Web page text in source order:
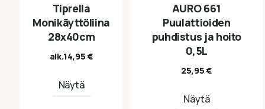
Tiprella
Monikäyttöliina
28x40cm
alk.14,95€
Näytä
AURO 661
Puulattioiden
puhdistus ja hoito
0,5L
25,95€
Näytä